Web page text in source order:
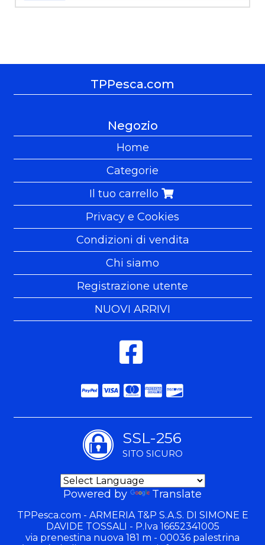
TPPesca.com
Negozio
Home
Categorie
Il tuo carrello
Privacy e Cookies
Condizioni di vendita
Chi siamo
Registrazione utente
NUOVI ARRIVI
SSL-256
SITO SICURO
Powered by Translate
TPPesca.com - ARMERIA T&P S.A.S. DI SIMONE E
DAVIDE TOSSALI - P.Iva 16652341005
via prenestina nuova 181 m - 00036 palestrina